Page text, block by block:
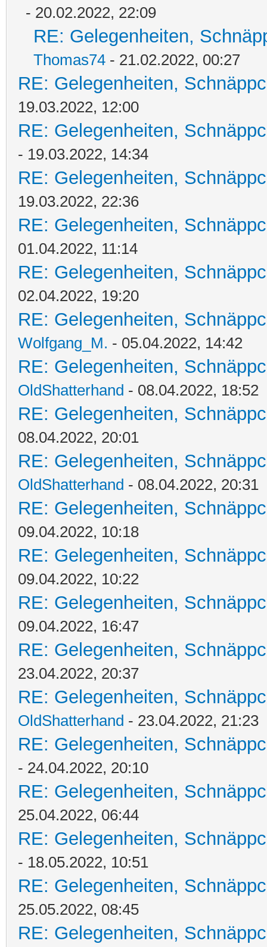
- 20.02.2022, 22:09
RE: Gelegenheiten,
Thomas74 - 21.02.2022, 00:27
RE: Gelegenheiten,
19.03.2022, 12:00
RE: Gelegenheiten,
- 19.03.2022, 14:34
RE: Gelegenheiten,
19.03.2022, 22:36
RE: Gelegenheiten,
01.04.2022, 11:14
RE: Gelegenheiten,
02.04.2022, 19:20
RE: Gelegenheiten,
Wolfgang_M. - 05.04.2022, 14:42
RE: Gelegenheiten,
OldShatterhand - 08.04.2022, 18:52
RE: Gelegenheiten,
08.04.2022, 20:01
RE: Gelegenheiten,
OldShatterhand - 08.04.2022, 20:31
RE: Gelegenheiten,
09.04.2022, 10:18
RE: Gelegenheiten,
09.04.2022, 10:22
RE: Gelegenheiten,
09.04.2022, 16:47
RE: Gelegenheiten,
23.04.2022, 20:37
RE: Gelegenheiten,
OldShatterhand - 23.04.2022, 21:23
RE: Gelegenheiten,
- 24.04.2022, 20:10
RE: Gelegenheiten,
25.04.2022, 06:44
RE: Gelegenheiten,
- 18.05.2022, 10:51
RE: Gelegenheiten,
25.05.2022, 08:45
RE: Gelegenheiten,